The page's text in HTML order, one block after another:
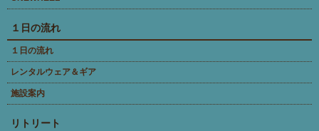
１日の流れ
１日の流れ
レンタルウェア＆ギア
施設案内
リトリート